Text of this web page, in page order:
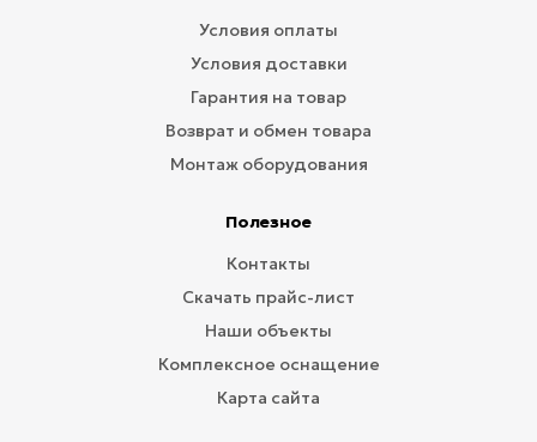
Условия оплаты
Условия доставки
Гарантия на товар
Возврат и обмен товара
Монтаж оборудования
Полезное
Контакты
Скачать прайс-лист
Наши объекты
Комплексное оснащение
Карта сайта